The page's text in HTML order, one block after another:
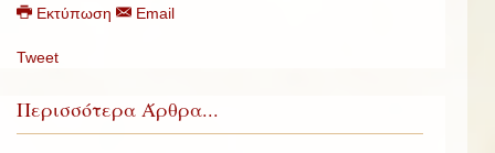
Εκτύπωση Email
Tweet
Περισσότερα Άρθρα...